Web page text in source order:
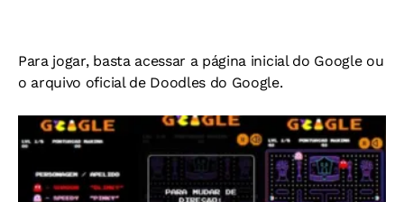
Para jogar, basta acessar a página inicial do Google ou
o arquivo oficial de Doodles do Google.